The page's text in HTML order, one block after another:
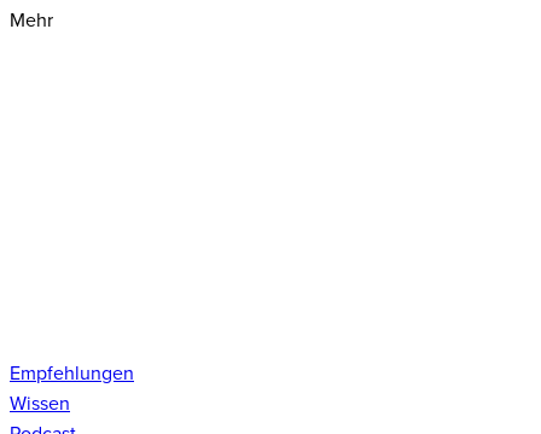
Mehr
Empfehlungen
Wissen